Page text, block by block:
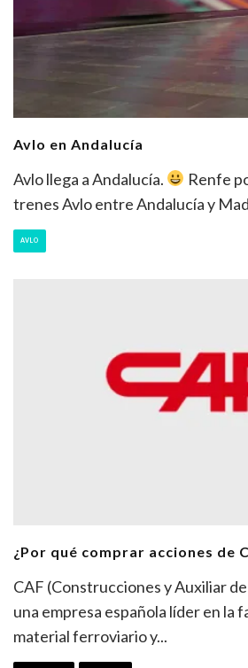
Avlo en Andalucía
Avlo llega a Andalucía.
Renfe
trenes Avlo entre Andalucía y
AVLO
¿Por qué comprar acciones de
CAF (Construcciones y Auxiliar
una empresa española líder en la
material ferroviario y...